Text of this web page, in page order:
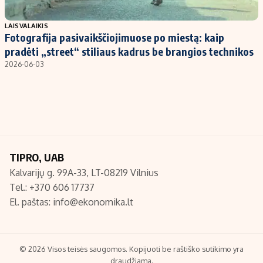
Populiarios temos
Investavimas
Akcijų rinka
Titulinis
Nedarbo išmokos skaičiuoklė
Redakcija
Turinio žymėjimo taisyklės
LAISVALAIKIS
Fotografija pasivaikščiojimuose po miestą: kaip
pradėti „street“ stiliaus kadrus be brangios technikos
2026-06-03
TIPRO, UAB
Kalvarijų g. 99A-33, LT-08219 Vilnius
Tel.: +370 606 17737
El. paštas: info@ekonomika.lt
© 2026 Visos teisės saugomos. Kopijuoti be raštiško sutikimo yra
draudžiama.